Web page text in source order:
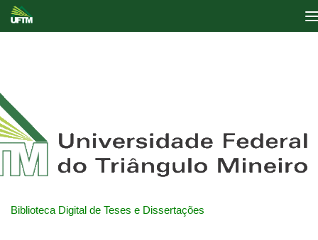
Biblioteca Digital de Teses e Dissertações